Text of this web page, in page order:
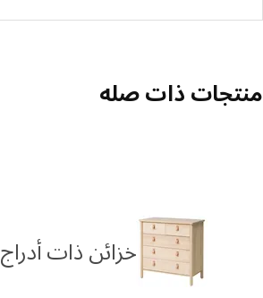
منتجات ذات صله
خزائن ذات أدراج